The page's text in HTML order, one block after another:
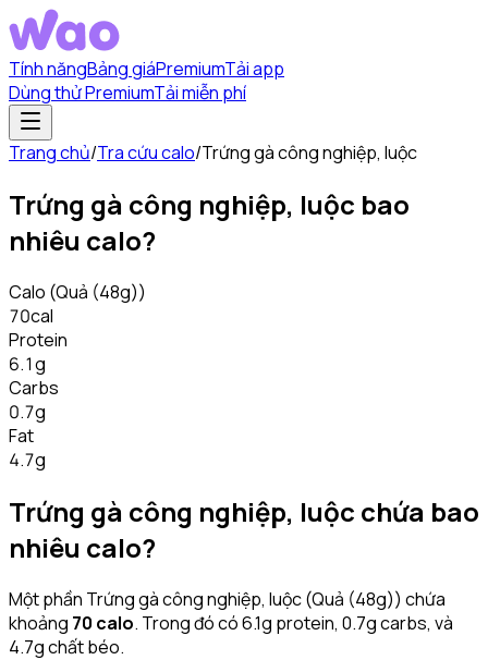
Tính năngBảng giáPremiumTải app
Dùng thử PremiumTải miễn phí
Trang chủ/Tra cứu calo/Trứng gà công nghiệp, luộc
Trứng gà công nghiệp, luộc bao
nhiêu calo?
Calo (Quả (48g))
70cal
Protein
6.1g
Carbs
0.7g
Fat
4.7g
Trứng gà công nghiệp, luộc chứa bao
nhiêu calo?
Một phần Trứng gà công nghiệp, luộc(Quả (48g)) chứa
khoảng 70 calo. Trong đó có 6.1g protein, 0.7g carbs, và
4.7g chất béo.